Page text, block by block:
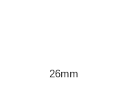
26mm